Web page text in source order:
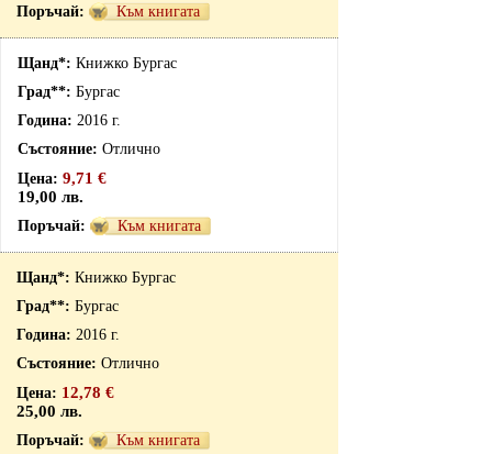
Към книгата
Книжко Бургас
Бургас
2016 г.
Отлично
9,71 €
19,00 лв.
Към книгата
Книжко Бургас
Бургас
2016 г.
Отлично
12,78 €
25,00 лв.
Към книгата